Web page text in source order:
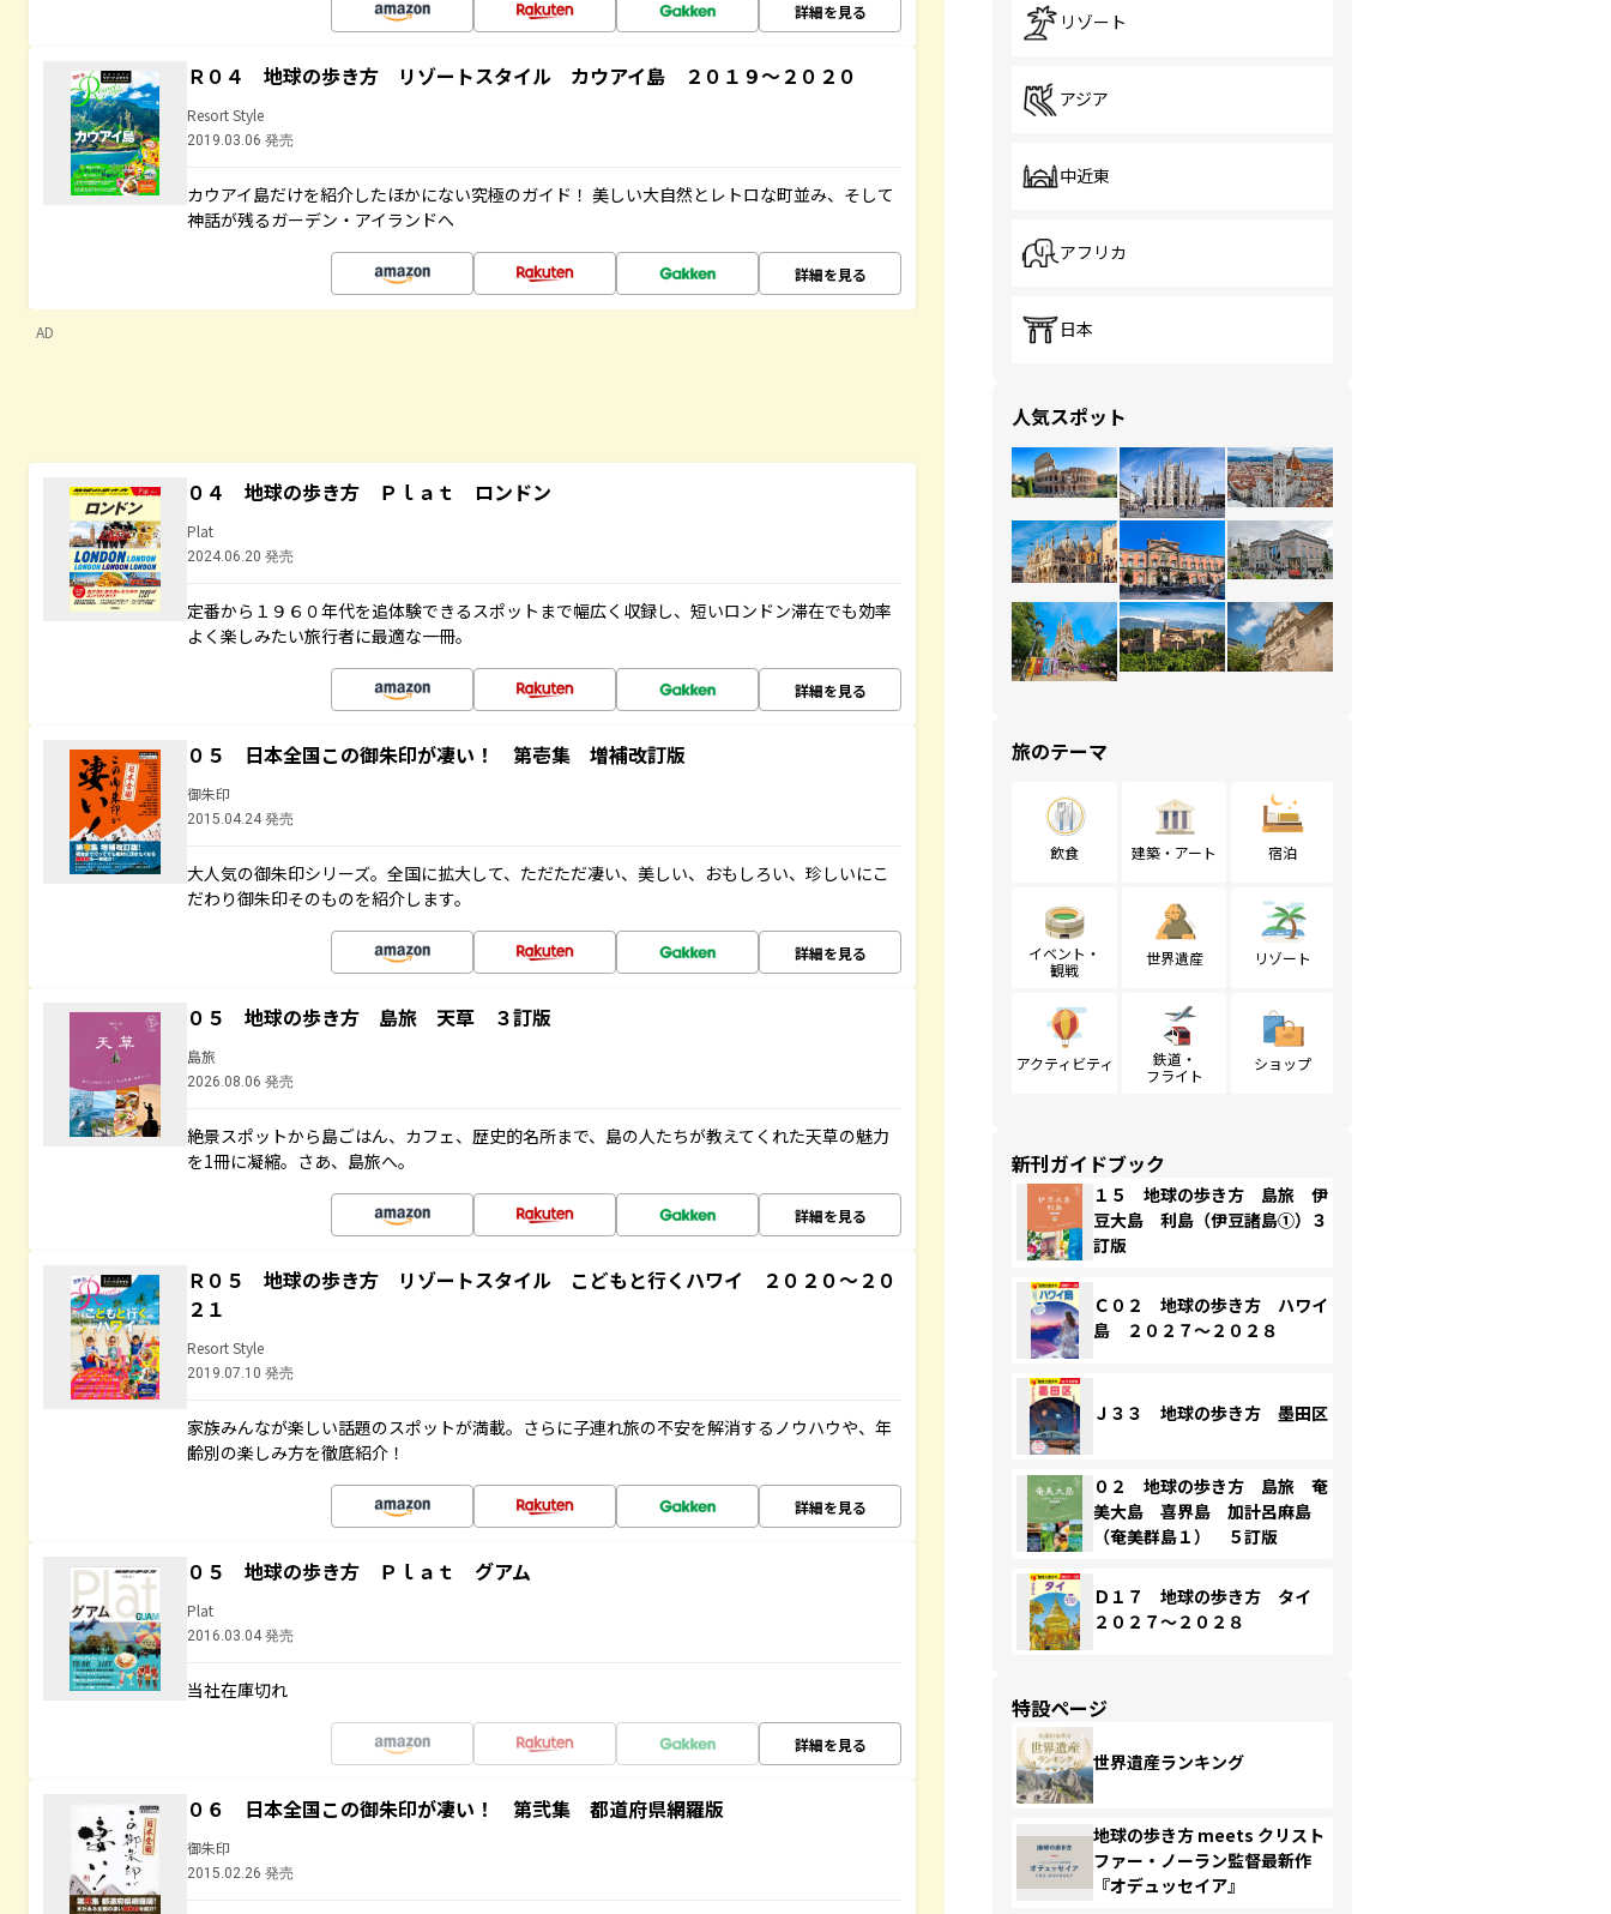
詳細を見る
Ｒ０４ 地球の歩き方 リゾートスタイル カウアイ島 ２０１９～２０２０
Resort Style
2019.03.06 発売
カウアイ島だけを紹介したほかにない究極のガイド！ 美しい大自然とレトロな町並み、そして
神話が残るガーデン・アイランドへ
詳細を見る
AD
０４ 地球の歩き方 Ｐｌａｔ ロンドン
Plat
2024.06.20 発売
定番から１９６０年代を追体験できるスポットまで幅広く収録し、短いロンドン滞在でも効率
よく楽しみたい旅行者に最適な一冊。
詳細を見る
０５ 日本全国この御朱印が凄い！ 第壱集 増補改訂版
御朱印
2015.04.24 発売
大人気の御朱印シリーズ。全国に拡大して、ただただ凄い、美しい、おもしろい、珍しいにこ
だわり御朱印そのものを紹介します。
詳細を見る
０５ 地球の歩き方 島旅 天草 ３訂版
島旅
2026.08.06 発売
絶景スポットから島ごはん、カフェ、歴史的名所まで、島の人たちが教えてくれた天草の魅力
を1冊に凝縮。さあ、島旅へ。
詳細を見る
Ｒ０５ 地球の歩き方 リゾートスタイル こどもと行くハワイ ２０２０～２０
２１
Resort Style
2019.07.10 発売
家族みんなが楽しい話題のスポットが満載。さらに子連れ旅の不安を解消するノウハウや、年
齢別の楽しみ方を徹底紹介！
詳細を見る
０５ 地球の歩き方 Ｐｌａｔ グアム
Plat
2016.03.04 発売
当社在庫切れ
詳細を見る
０６ 日本全国この御朱印が凄い！ 第弐集 都道府県網羅版
御朱印
2015.02.26 発売
リゾート
アジア
中近東
アフリカ
日本
人気スポット
旅のテーマ
飲食 建築・アート 宿泊
イベント・
観戦
世界遺産 リゾート
アクティビティ
鉄道・
フライト
ショップ
新刊ガイドブック
１５ 地球の歩き方 島旅 伊
豆大島 利島（伊豆諸島①）３
訂版
Ｃ０２ 地球の歩き方 ハワイ
島 ２０２７～２０２８
Ｊ３３ 地球の歩き方 墨田区
０２ 地球の歩き方 島旅 奄
美大島 喜界島 加計呂麻島
（奄美群島１） ５訂版
Ｄ１７ 地球の歩き方 タイ
２０２７～２０２８
特設ページ
世界遺産ランキング
地球の歩き方 meets クリスト
ファー・ノーラン監督最新作
『オデュッセイア』